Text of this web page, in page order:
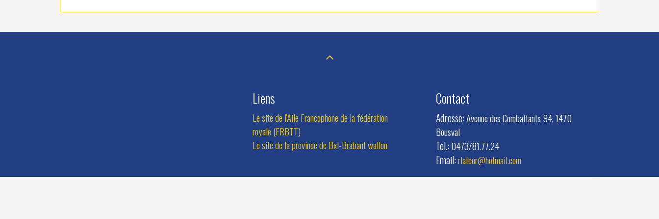
Liens
Le site de l'Aile Francophone de la fédération
royale (FRBTT)
Le site de la province de Bxl-Brabant wallon
Contact
Adresse:Avenue des Combattants 94, 1470
Bousval
Tel.:0473/81.77.24
Email:rlateur@hotmail.com